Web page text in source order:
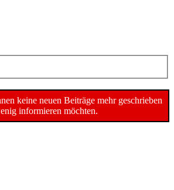
keine neuen Beiträge mehr geschrieben
informieren möchten.